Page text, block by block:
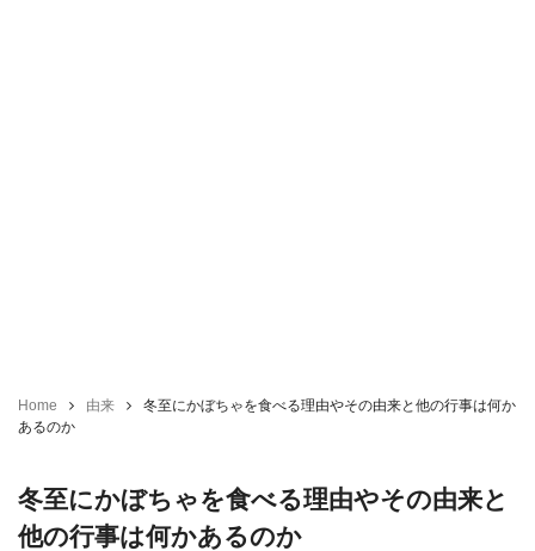
Home 由来
冬至にかぼちゃを食べる理由やその由来と他の行事は何か
あるのか
冬至にかぼちゃを食べる理由やその由来と
他の行事は何かあるのか